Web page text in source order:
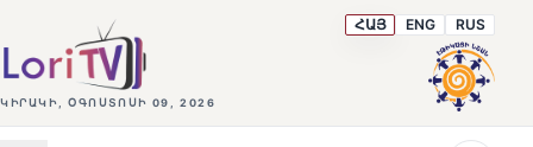
ԿԻՐԱԿԻ, ՕԳՈՍՏՈՍԻ 09, 2026
ՀԱՅ ENG RUS